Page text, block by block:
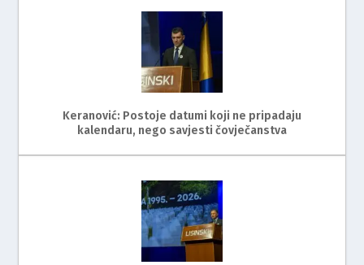
Keranović: Postoje datumi koji ne pripadaju
kalendaru, nego savjesti čovječanstva